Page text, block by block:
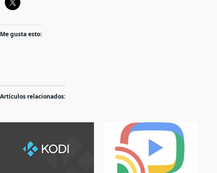
Me gusta esto:
Artículos relacionados: